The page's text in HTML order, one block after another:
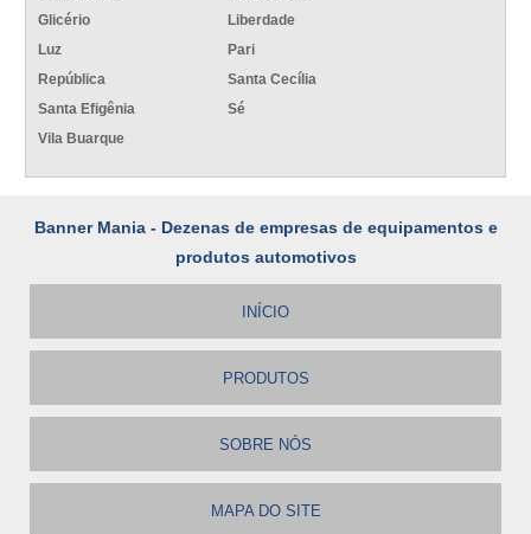
Glicério
Liberdade
Luz
Pari
República
Santa Cecília
Santa Efigênia
Sé
Vila Buarque
Banner Mania - Dezenas de empresas de equipamentos e
produtos automotivos
INÍCIO
PRODUTOS
SOBRE NÓS
MAPA DO SITE